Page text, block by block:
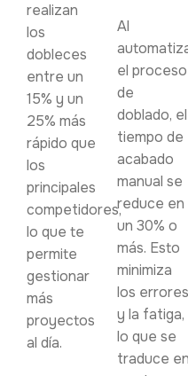
realizan
los
dobleces
entre un
15% y un
25% más
rápido que
los
principales
competidores,
lo que te
permite
gestionar
más
proyectos
al día.
Al
el proceso
de
doblado, el
tiempo de
acabado
manual se
reduce en
un 30% o
más. Esto
minimiza
los errores
y la fatiga,
lo que se
traduce en